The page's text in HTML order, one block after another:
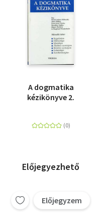
A dogmatika
kézikönyve 2.
Előjegyezhető
Előjegyzem